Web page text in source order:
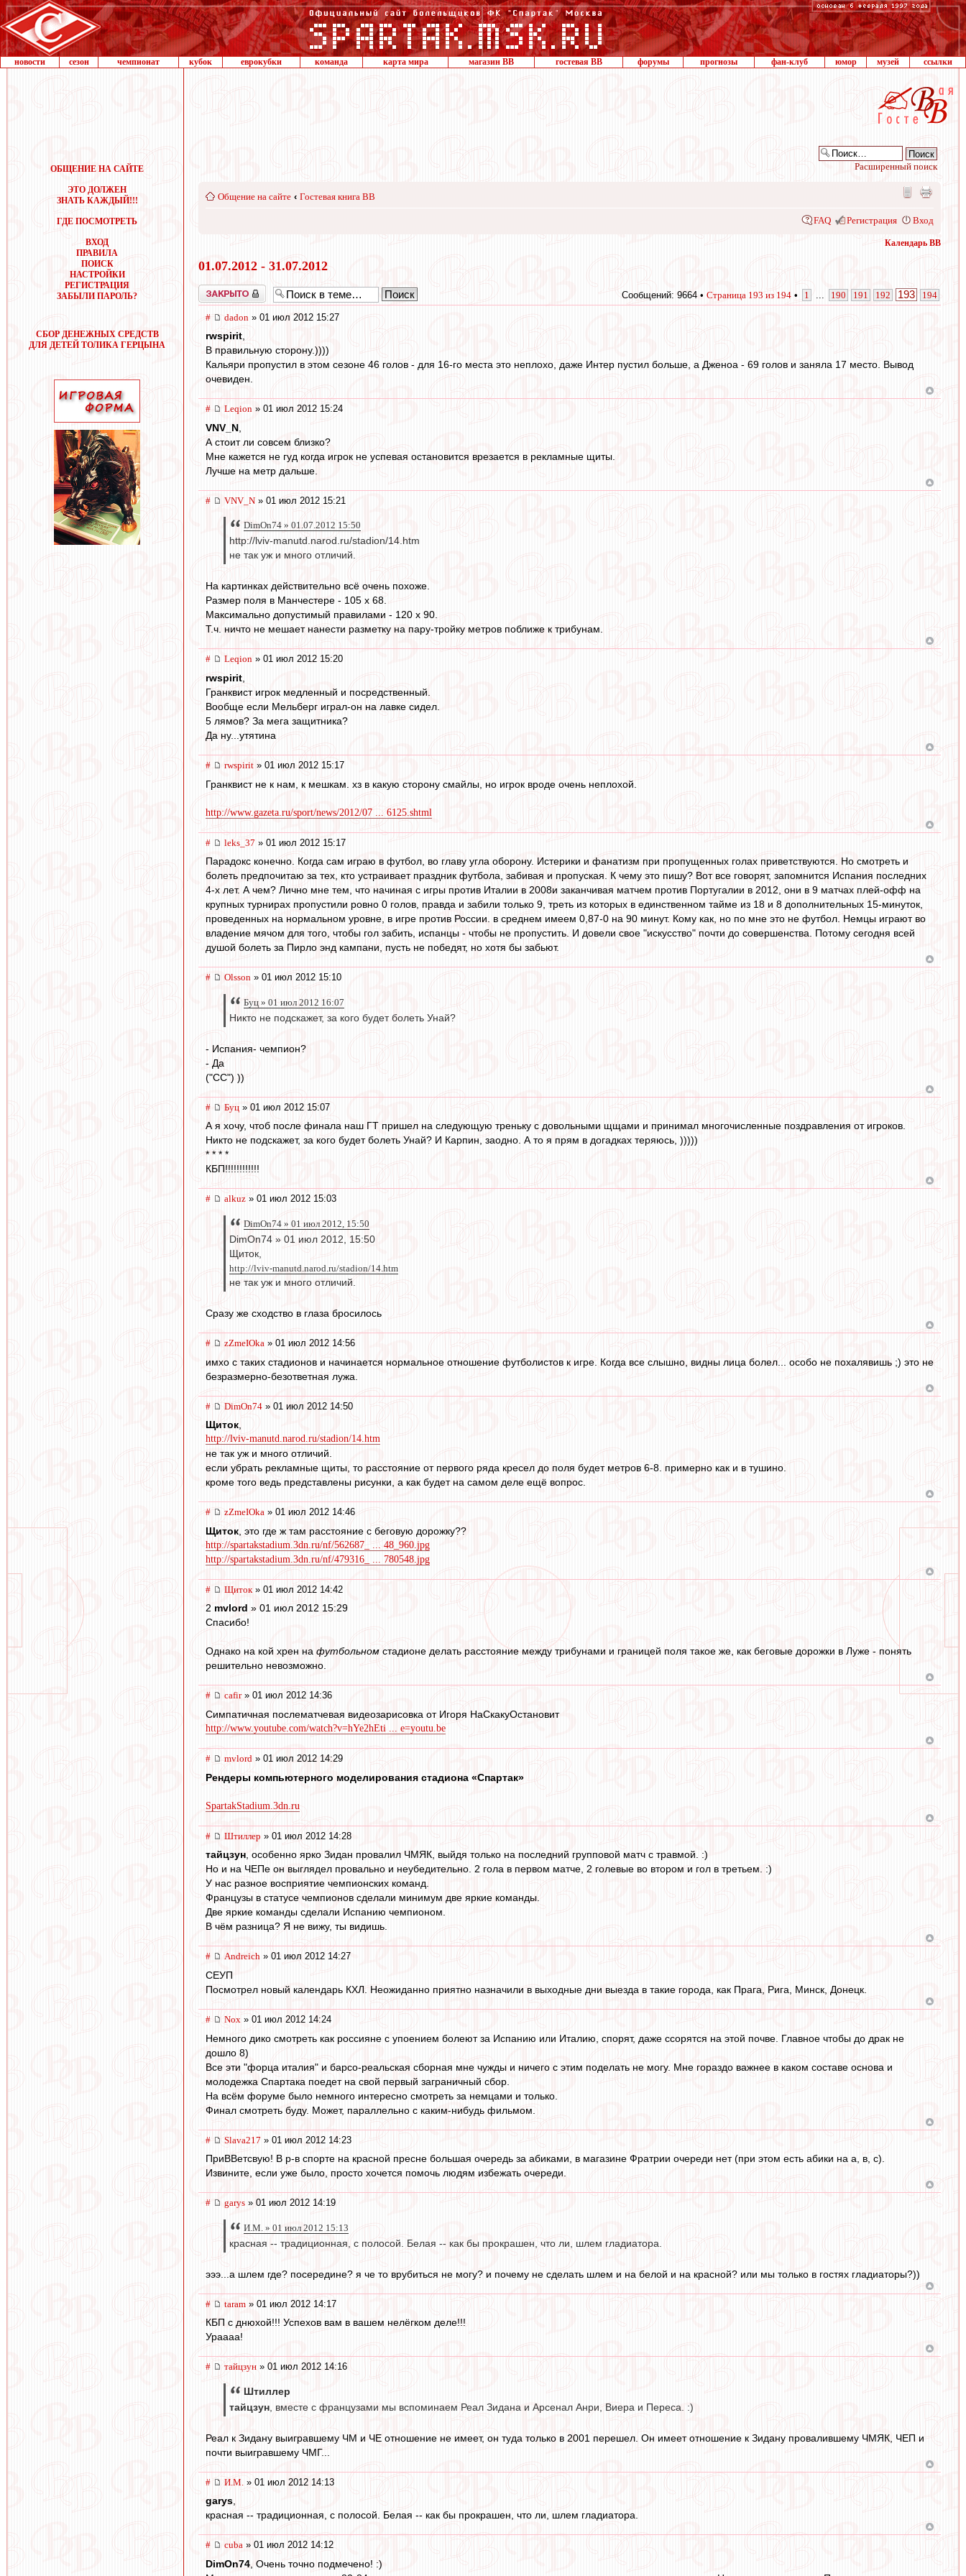
новости сезон чемпионат кубок еврокубки команда карта мира магазин ВВ гостевая ВВ форумы прогнозы фан-клуб юмор музей ссылки
ОБЩЕНИЕ НА САЙТЕ
ЭТО ДОЛЖЕН
ЗНАТЬ КАЖДЫЙ!!!
ГДЕ ПОСМОТРЕТЬ
ВХОД
ПРАВИЛА
ПОИСК
НАСТРОЙКИ
РЕГИСТРАЦИЯ
ЗАБЫЛИ ПАРОЛЬ?
СБОР ДЕНЕЖНЫХ СРЕДСТВ
ДЛЯ ДЕТЕЙ ТОЛИКА ГЕРЦЫНА
Расширенный поиск
Общение на сайте ‹ Гостевая книга ВВ
FAQ Регистрация Вход
Календарь ВВ
01.07.2012 - 31.07.2012
Закрыто Сообщений: 9664 • Страница 193 из 194 • 1 190 191 192 193 194
# dadon » 01 июл 2012 15:27
rwspirit,
В правильную сторону.))))
Кальяри пропустил в этом сезоне 46 голов - для 16-го места это неплохо, даже Интер пустил больше, а Дженоа - 69 голов и заняла 17 место. Вывод
очевиден.
# Leqion » 01 июл 2012 15:24
VNV_N
А стоит ли совсем близко?
Мне кажется не гуд когда игрок не успевая остановится врезается в рекламные щиты.
Лучше на метр дальше.
# VNV_N » 01 июл 2012 15:21
DimOn74 » 01.07.2012 15:50
http://lviv-manutd.narod.ru/stadion/14.htm
не так уж и много отличий.
На картинках действительно всё очень похоже.
Размер поля в Манчестере - 105 x 68.
Максимально допустимый правилами - 120 х 90.
Т.ч. ничто не мешает нанести разметку на пару-тройку метров поближе к трибунам.
# Leqion » 01 июл 2012 15:20
rwspirit
Гранквист игрок медленный и посредственный.
Вообще если Мельберг играл-он на лавке сидел.
5 лямов? За мега защитника?
Да ну...утятина
# rwspirit » 01 июл 2012 15:17
Гранквист не к нам, к мешкам. хз в какую сторону смайлы, но игрок вроде очень неплохой.
http://www.gazeta.ru/sport/news/2012/07 ... 6125.shtml
# leks_37 » 01 июл 2012 15:17
Парадокс конечно. Когда сам играю в футбол, во главу угла оборону. Истерики и фанатизм при пропущенных голах приветствуются. Но смотреть и
болеть предпочитаю за тех, кто устраивает праздник футбола, забивая и пропуская. К чему это пишу? Вот все говорят, запомнится Испания последних
4-х лет. А чем? Лично мне тем, что начиная с игры против Италии в 2008и заканчивая матчем против Португалии в 2012, они в 9 матчах плей-офф на
крупных турнирах пропустили ровно 0 голов, правда и забили только 9, треть из которых в единственном тайме из 18 и 8 дополнительных 15-минуток,
проведенных на нормальном уровне, в игре против России. в среднем имеем 0,87-0 на 90 минут. Кому как, но по мне это не футбол. Немцы играют во
владение мячом для того, чтобы гол забить, испанцы - чтобы не пропустить. И довели свое "искусство" почти до совершенства. Потому сегодня всей
душой болеть за Пирло энд кампани, пусть не победят, но хотя бы забьют.
# Olsson » 01 июл 2012 15:10
Буц » 01 июл 2012 16:07
Никто не подскажет, за кого будет болеть Унай?
- Испания- чемпион?
- Да
("CC") ))
# Буц » 01 июл 2012 15:07
А я хочу, чтоб после финала наш ГТ пришел на следующую треньку с довольными щщами и принимал многочисленные поздравления от игроков.
Никто не подскажет, за кого будет болеть Унай? И Карпин, заодно. А то я прям в догадках теряюсь, )))))
* * * *
КБП!!!!!!!!!!!!
# alkuz » 01 июл 2012 15:03
DimOn74 » 01 июл 2012, 15:50
DimOn74 » 01 июл 2012, 15:50
Щиток,
http://lviv-manutd.narod.ru/stadion/14.htm
не так уж и много отличий.
Сразу же сходство в глаза бросилось
# zZmeIOka » 01 июл 2012 14:56
имхо с таких стадионов и начинается нормальное отношение футболистов к игре. Когда все слышно, видны лица болел... особо не похалявишь ;) это не
безразмерно-безответная лужа.
# DimOn74 » 01 июл 2012 14:50
Щиток
http://lviv-manutd.narod.ru/stadion/14.htm
не так уж и много отличий.
если убрать рекламные щиты, то расстояние от первого ряда кресел до поля будет метров 6-8. примерно как и в тушино.
кроме того ведь представлены рисунки, а как будет на самом деле ещё вопрос.
# zZmeIOka » 01 июл 2012 14:46
Щиток , это где ж там расстояние с беговую дорожку??
http://spartakstadium.3dn.ru/nf/562687_ ... 48_960.jpg
http://spartakstadium.3dn.ru/nf/479316_ ... 780548.jpg
# Щиток » 01 июл 2012 14:42
2 mvlord » 01 июл 2012 15:29
Спасибо!
Однако на кой хрен на футбольном стадионе делать расстояние между трибунами и границей поля такое же, как беговые дорожки в Луже - понять
решительно невозможно.
# cafir» 01 июл 2012 14:36
Симпатичная послематчевая видеозарисовка от Игоря НаСкакуОстановит
http://www.youtube.com/watch?v=hYe2hEti ... e=youtu.be
# mvlord » 01 июл 2012 14:29
Рендеры компьютерного моделирования стадиона «Спартак»
SpartakStadium.3dn.ru
# Штиллер » 01 июл 2012 14:28
тайцзун, особенно ярко Зидан провалил ЧМЯК, выйдя только на последний групповой матч с травмой. :)
Но и на ЧЕПе он выглядел провально и неубедительно. 2 гола в первом матче, 2 голевые во втором и гол в третьем. :)
У нас разное восприятие чемпионских команд.
Французы в статусе чемпионов сделали минимум две яркие команды.
Две яркие команды сделали Испанию чемпионом.
В чём разница? Я не вижу, ты видишь.
# Andreich » 01 июл 2012 14:27
СЕУП
Посмотрел новый календарь КХЛ. Неожиданно приятно назначили в выходные дни выезда в такие города, как Прага, Рига, Минск, Донецк.
# Nox » 01 июл 2012 14:24
Немного дико смотреть как россияне с упоением болеют за Испанию или Италию, спорят, даже ссорятся на этой почве. Главное чтобы до драк не
дошло 8)
Все эти "форца италия" и барсо-реальская сборная мне чужды и ничего с этим поделать не могу. Мне гораздо важнее в каком составе основа и
молодежка Спартака поедет на свой первый заграничный сбор.
На всём форуме было немного интересно смотреть за немцами и только.
Финал смотреть буду. Может, параллельно с каким-нибудь фильмом.
# Slava217 » 01 июл 2012 14:23
ПриВВетсвую! В р-в спорте на красной пресне большая очередь за абиками, в магазине Фратрии очереди нет (при этом есть абики на а, в, с).
Извините, если уже было, просто хочется помочь людям избежать очереди.
# garys » 01 июл 2012 14:19
И.М. » 01 июл 2012 15:13
красная -- традиционная, с полосой. Белая -- как бы прокрашен, что ли, шлем гладиатора.
эээ...а шлем где? посередине? я че то врубиться не могу? и почему не сделать шлем и на белой и на красной? или мы только в гостях гладиаторы?))
# taram » 01 июл 2012 14:17
КБП с днюхой!!! Успехов вам в вашем нелёгком деле!!!
Ураааа!
# тайцзун » 01 июл 2012 14:16
Штиллер
тайцзун , вместе с французами мы вспоминаем Реал Зидана и Арсенал Анри, Виера и Переса. :)
Реал к Зидану выигравшему ЧМ и ЧЕ отношение не имеет, он туда только в 2001 перешел. Он имеет отношение к Зидану провалившему ЧМЯК, ЧЕП и
почти выигравшему ЧМГ...
# И.М. » 01 июл 2012 14:13
garys,
красная -- традиционная, с полосой. Белая -- как бы прокрашен, что ли, шлем гладиатора.
# cuba » 01 июл 2012 14:12
DimOn74 , Очень точно подмечено! :)